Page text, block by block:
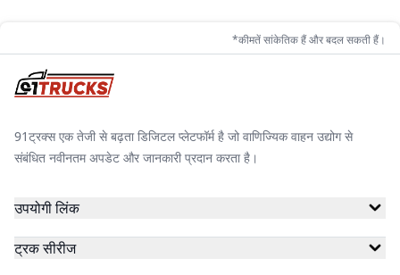
*कीमतें सांकेतिक हैं और बदल सकती हैं।
91ट्रक्स एक तेजी से बढ़ता डिजिटल प्लेटफॉर्म है जो वाणिज्यिक वाहन उद्योग से
संबंधित नवीनतम अपडेट और जानकारी प्रदान करता है।
उपयोगी लिंक
ट्रक सीरीज